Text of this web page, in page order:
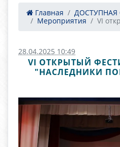
Главная
ДОСТУПНАЯ
Мероприятия
VI
28.04.2025 10:49
VI ОТКРЫТЫЙ
"НАСЛЕДНИКИ